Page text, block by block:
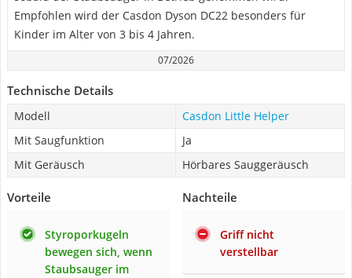
Empfohlen wird der Casdon Dyson DC22 besonders für
Kinder im Alter von 3 bis 4 Jahren.
07/2026
Technische Details
Modell
Casdon Little Helper
Mit Saugfunktion
Ja
Mit Geräusch
Hörbares Sauggeräusch
Vorteile
Styroporkugeln
bewegen sich, wenn
Staubsauger im
Nachteile
Griff nicht
verstellbar